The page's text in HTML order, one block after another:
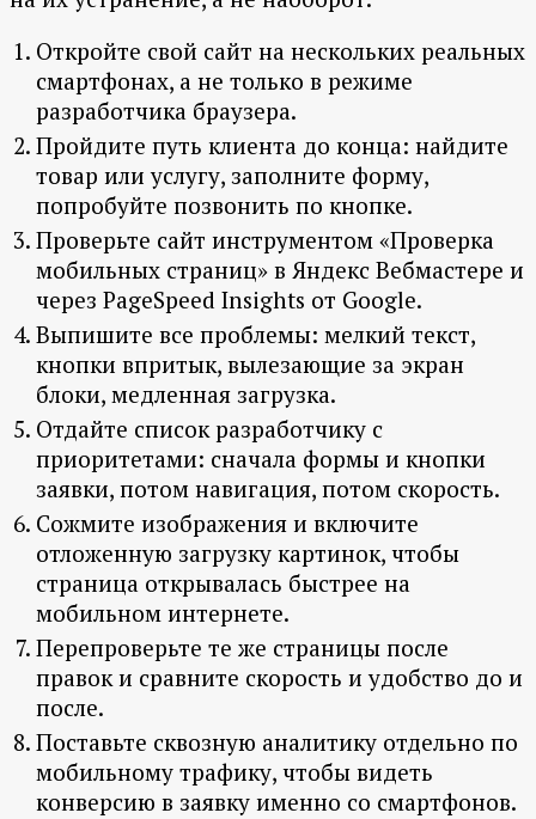
Откройте свой сайт на нескольких реальных
смартфонах, а не только в режиме
разработчика браузера.
Пройдите путь клиента до конца: найдите
товар или услугу, заполните форму,
попробуйте позвонить по кнопке.
Проверьте сайт инструментом «Проверка
мобильных страниц» в Яндекс Вебмастере и
через PageSpeed Insights от Google.
Выпишите все проблемы: мелкий текст,
кнопки впритык, вылезающие за экран
блоки, медленная загрузка.
Отдайте список разработчику с
приоритетами: сначала формы и кнопки
заявки, потом навигация, потом скорость.
Сожмите изображения и включите
отложенную загрузку картинок, чтобы
страница открывалась быстрее на
мобильном интернете.
Перепроверьте те же страницы после
правок и сравните скорость и удобство до и
после.
Поставьте сквозную аналитику отдельно по
мобильному трафику, чтобы видеть
конверсию в заявку именно со смартфонов.